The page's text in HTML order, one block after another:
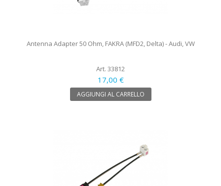
Antenna Adapter 50 Ohm, FAKRA (MFD2, Delta) - Audi, VW
Art. 33812
17,00 €
AGGIUNGI AL CARRELLO